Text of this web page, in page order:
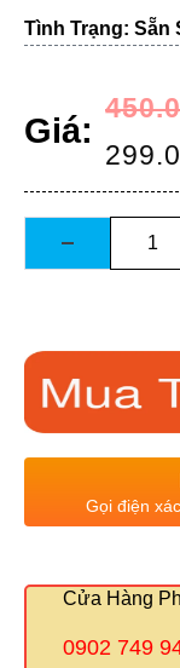
Tình Trạng: Sẵn
Giá:
Gọi điện
Cửa Hàng
0902 749